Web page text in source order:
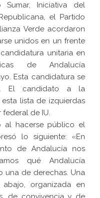
Sumar, Iniciativa del
el Partido
Verde acordaron
unidos en un frente
unitaria en
de Andalucía
Esta candidatura se
El candidato a la
lista de izquierdas
de IU.
al hacerse público el
lo siguiente: «En
de Andalucía nos
qué Andalucía
una de derechas. Una
organizada en